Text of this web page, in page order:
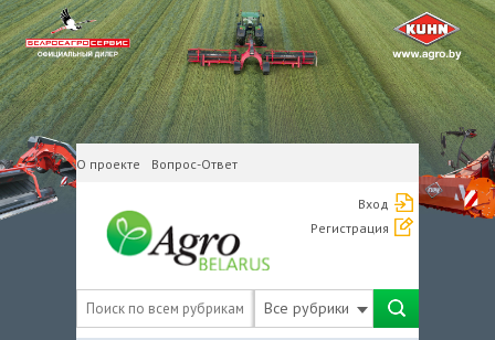
О проекте Вопрос-Ответ
Вход
Регистрация
Все рубрики